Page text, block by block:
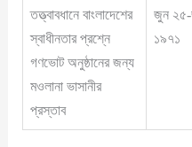
তত্ত্বাবধানে বাংলাদেশের
স্বাধীনতার প্রশ্নে
গণভোট অনুষ্ঠানের জন্য
মওলানা ভাসানীর
প্রস্তাব
জুন ২৫-
১৯৭১